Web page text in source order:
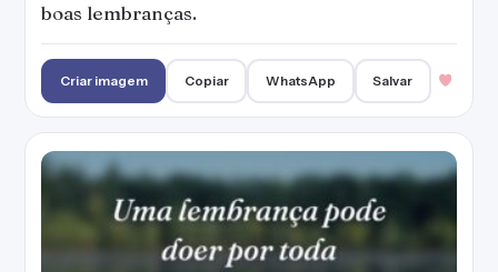
boas lembranças.
Criar imagem Copiar WhatsApp Salvar